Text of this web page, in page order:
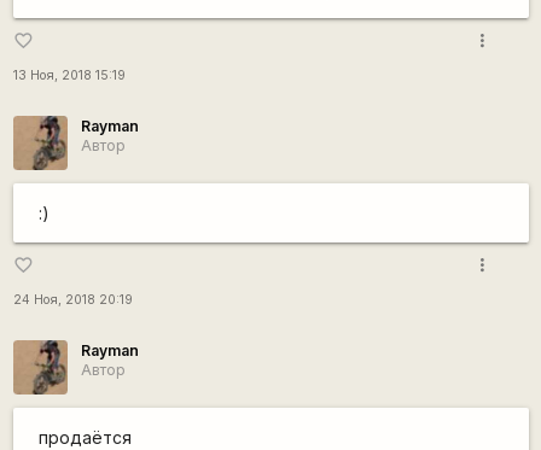
favorite_border
13 Ноя, 2018 15:19
more_vert
Rаyman
Автор
:)
favorite_border
24 Ноя, 2018 20:19
more_vert
Rаyman
Автор
продаётся